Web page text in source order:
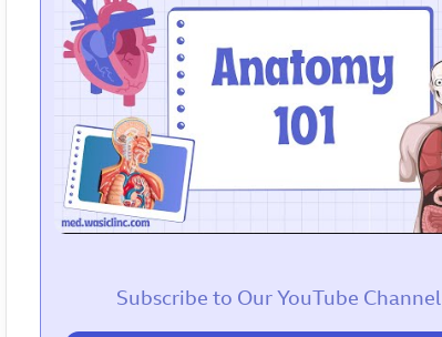
Subscribe to Our YouTube Channel